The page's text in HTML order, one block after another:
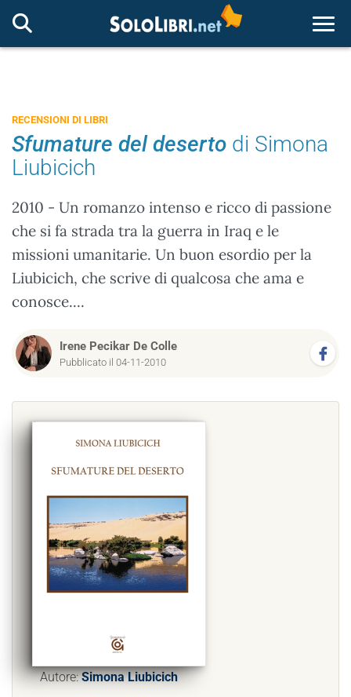
RECENSIONI DI LIBRI
Sfumature del deserto di Simona
Liubicich
2010 - Un romanzo intenso e ricco di passione
che si fa strada tra la guerra in Iraq e le
missioni umanitarie. Un buon esordio per la
Liubicich, che scrive di qualcosa che ama e
conosce....
Irene Pecikar De Colle
Pubblicato il 04-11-2010
Autore:Simona Liubicich